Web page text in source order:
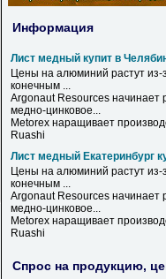
Информация
Лист медный купит в
Цены на алюминий растут из-
конечным ...
Argonaut Resources начинает
медно-цинковое...
Metorex наращивает
Ruashi
Лист медный Екатеринбург
Цены на алюминий растут из-
конечным ...
Argonaut Resources начинает
медно-цинковое...
Metorex наращивает
Ruashi
Спрос на продукцию,